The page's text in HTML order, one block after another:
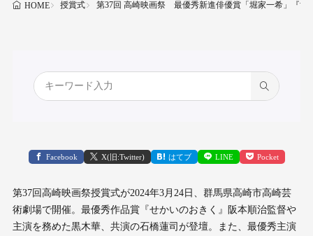
HOME 授賞式 第37回 高崎映画祭 最優秀新進俳優賞「堀家一希」『世
Facebook X(旧:Twitter) はてブ LINE Pocket
第37回高崎映画祭授賞式が2024年3月24日、群馬県高崎市高崎芸
術劇場で開催。最優秀作品賞『せかいのおきく』阪本順治監督や
主演を務めた黒木華、共演の石橋蓮司が登壇。また、最優秀主演